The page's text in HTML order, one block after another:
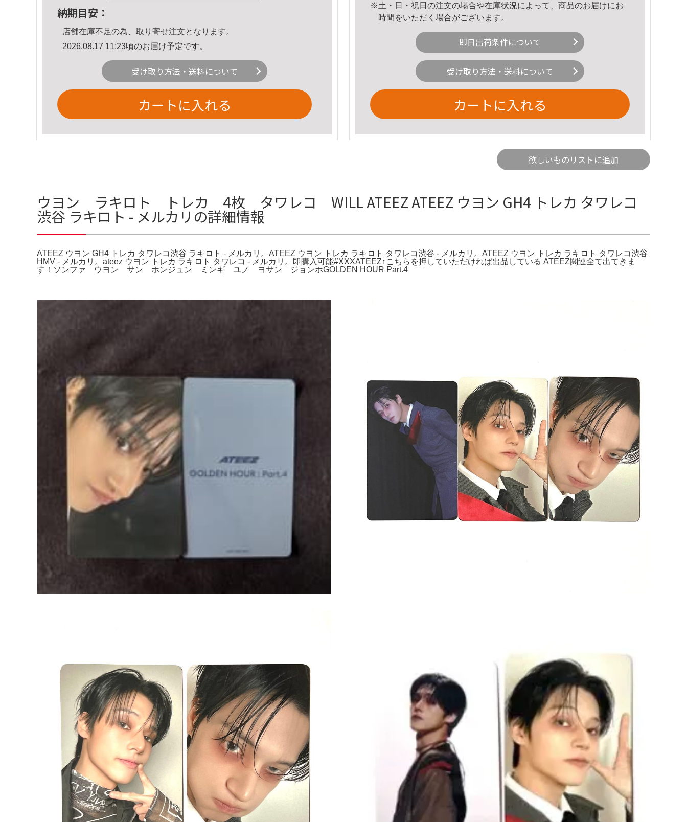
納期目安：
店舗在庫不足の為、取り寄せ注文となります。
2026.08.17 11:23頃のお届け予定です。
受け取り方法・送料について
カートに入れる
※土・日・祝日の注文の場合や在庫状況によって、商品のお届けにお
時間をいただく場合がございます。
即日出荷条件について
受け取り方法・送料について
カートに入れる
欲しいものリストに追加
ウヨン ラキロト トレカ 4枚 タワレコ WILL ATEEZ ATEEZ ウヨン GH4 トレカ タワレコ
渋谷 ラキロト - メルカリの詳細情報
ATEEZ ウヨン GH4 トレカ タワレコ渋谷 ラキロト - メルカリ。ATEEZ ウヨン トレカ ラキロト タワレコ渋谷 - メルカリ。ATEEZ ウヨン トレカ ラキロト タワレコ渋谷
HMV - メルカリ。ateez ウヨン トレカ ラキロト タワレコ - メルカリ。即購入可能#XXXATEEZ↑こちらを押していただければ出品している ATEEZ関連全て出てきま
す！ソンファ ウヨン サン ホンジュン ミンギ ユノ ヨサン ジョンホGOLDEN HOUR Part.4